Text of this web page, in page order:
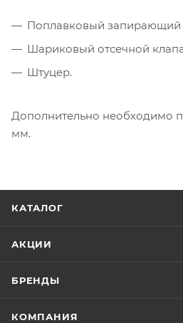
Поплавковый запирающий
Шариковый отсечной
Штуцер.
Дополнительно необходимо
мм.
КАТАЛОГ
АКЦИИ
БРЕНДЫ
КОМПАНИЯ